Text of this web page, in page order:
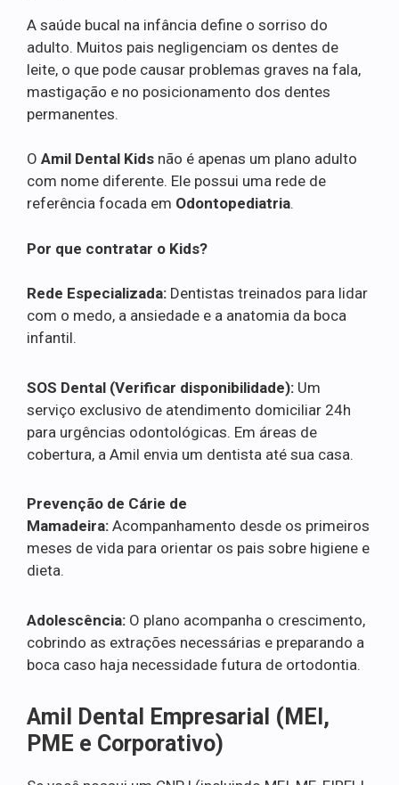
A saúde bucal na infância define o sorriso do
adulto. Muitos pais negligenciam os dentes de
leite, o que pode causar problemas graves na fala,
mastigação e no posicionamento dos dentes
permanentes.
O Amil Dental Kids não é apenas um plano adulto
com nome diferente. Ele possui uma rede de
referência focada em Odontopediatria.
Por que contratar o Kids?
Rede Especializada: Dentistas treinados para lidar
com o medo, a ansiedade e a anatomia da boca
infantil.
SOS Dental (Verificar disponibilidade): Um
serviço exclusivo de atendimento domiciliar 24h
para urgências odontológicas. Em áreas de
cobertura, a Amil envia um dentista até sua casa.
Prevenção de Cárie de
Mamadeira: Acompanhamento desde os primeiros
meses de vida para orientar os pais sobre higiene e
dieta.
Adolescência: O plano acompanha o crescimento,
cobrindo as extrações necessárias e preparando a
boca caso haja necessidade futura de ortodontia.
Amil Dental Empresarial (MEI,
PME e Corporativo)